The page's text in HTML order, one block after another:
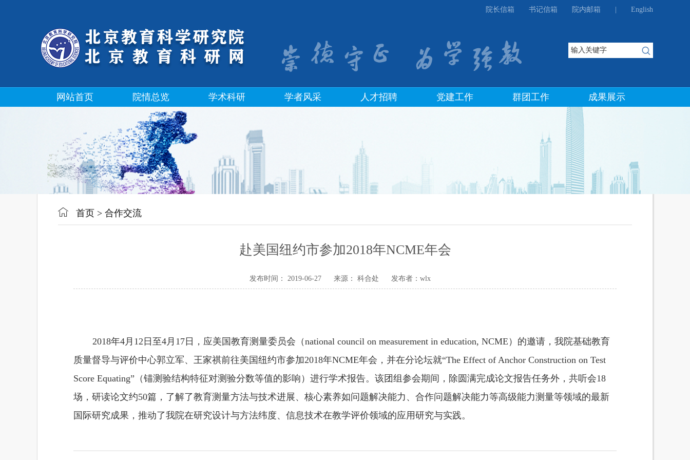
院长信箱 书记信箱 院内邮箱 English
网站首页 院情总览 学术科研 学者风采 人才招聘 党建工作 群团工作 成果展示
首页 > 合作交流
赴美国纽约市参加2018年NCME年会
发布时间： 2019-06-27 来源： 科合处 发布者：wlx
2018年4月 12 日至4月 17 日，应美国教育测量委员会（national council on measurement in education, NCME ）的邀请，我院基础教育
质量督导与评价中心郭立军、王家祺前往美国纽约市参加2018年NCME年会，并在分论坛就“The Effect of Anchor Construction on Test
Score Equating”（锚测验结构特征对测验分数等值的影响）进行学术报告。该团组参会期间，除圆满完成论文报告任务外，共听会18
场，研读论文约50篇，了解了教育测量方法与技术进展、核心素养如问题解决能力、合作问题解决能力等高级能力测量等领域的最新
国际研究成果，推动了我院在研究设计与方法纬度、信息技术在教学评价领域的应用研究与实践。